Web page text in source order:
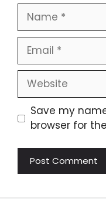
Save my
browser for